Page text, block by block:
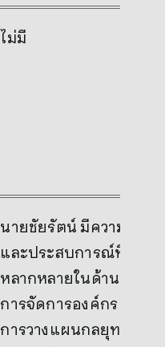
ไม่มี
นายชัยรัตน์ มีความรู้
และประสบการณ์ที่
หลากหลายในด้าน
การจัดการองค์กร
การวางแผนกลยุทธ์